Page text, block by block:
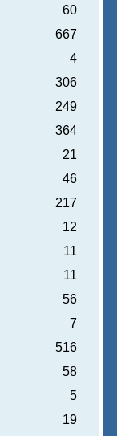
60
667
4
306
249
364
21
46
217
12
11
11
56
7
516
58
5
19